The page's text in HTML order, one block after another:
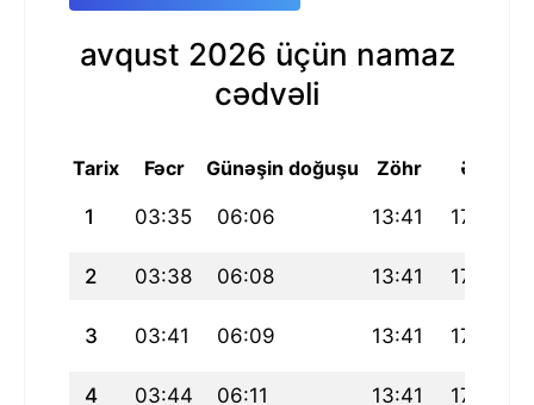
avqust 2026 üçün namaz
cədvəli
Tarix Fəcr Günəşin doğuşu Zöhr Əsr
1 03:35 06:06 13:41 17:48
2 03:38 06:08 13:41 17:48
3 03:41 06:09 13:41 17:47
4 03:44 06:11 13:41 17:46